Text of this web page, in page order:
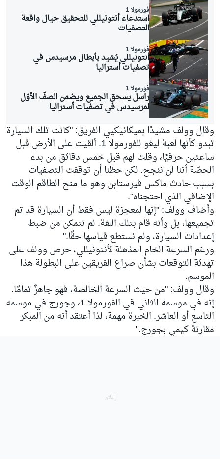
فورمولا 1
استدعاء أنتونيللي للتحقيق حيال واقعة
التصفيات
فورمولا 1
أنتونيللي يُشيد بأبطال مرسيدس في
تصفيات أستراليا
فورمولا 1
راسل يسحق الجميع ويضمن الصفّ الأوّل
لمرسيدس في تصفيات أستراليا
وقال وولف مشيدًا بميكانيكيي الفريق: "كانت تلك السيارة
تبدو كأنها لعبة ليغو للفورمولا 1. ألقيت على الأرض قبل
ساعتين حرفيًا، وقلت لهم قبل خمس دقائق من بدء
الحصّة أننا لن ننجح. لكن حظنا أن توقفت التصفيات
بسبب حادث ماكس فيرستابن وهو ما منح الطاقم الوقت
الإضافي الذي احتجناه".
وأضاف وولف: "إنها لمعجزة ليس فقط أن السيارة قد تم
تجميعها، بل وأنه قام بتلك اللفة. لم نتمكن من ضبط
إعدادات السيارة، ولم نستطع قياسها حقًا."
ورغم السرعة الخام المذهلة لأنتونيللي، حرص وولف على
تهدئة التوقعات بشأن صراع الفريقين على البطولة هذا
الموسم.
وقال وولف: "من حيث السرعة الخالصة، فهو جاهزٌ تمامًا.
إنه في موسمه الثاني في الفورمولا 1، وجورج في موسمه
التاسع أو العاشر. الخبرة مهمة، لذا أعتقد أنه من المبكر
مقارنة كيمي بجورج."